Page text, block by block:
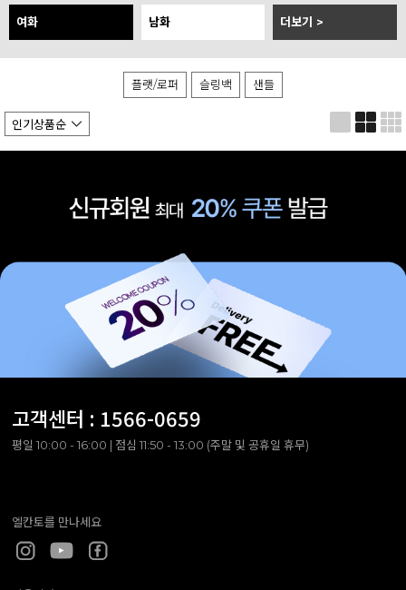
여화 남화
플랫/로퍼 슬링백 샌들
고객센터 : 1566-0659
평일 10:00 - 16:00 | 점심 11:50 - 13:00 (주말 및 공휴일 휴무)
엘칸토를 만나세요